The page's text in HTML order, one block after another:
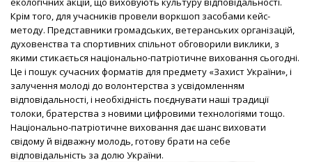
Крім того, для учасників провели воркшоп засобами кейс-
методу. Представники громадських, ветеранських організацій,
духовенства та спортивних спільнот обговорили виклики, з
якими стикається національно-патріотичне виховання сьогодні.
Це і пошук сучасних форматів для предмету «Захист України», і
залучення молоді до волонтерства з усвідомленням
відповідальності, і необхідність поєднувати наші традиції
толоки, братерства з новими цифровими технологіями тощо.
Національно-патріотичне виховання дає шанс виховати
свідому й відважну молодь, готову брати на себе
відповідальність за долю України.